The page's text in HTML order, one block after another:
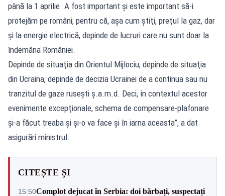
până la 1 aprilie. A fost important şi este important să-i
protejăm pe români, pentru că, aşa cum ştiţi, preţul la gaz, dar
şi la energie electrică, depinde de lucruri care nu sunt doar la
îndemâna României.
Depinde de situaţia din Orientul Mijlociu, depinde de situaţia
din Ucraina, depinde de decizia Ucrainei de a continua sau nu
tranzitul de gaze ruseşti ş.a.m.d. Deci, în contextul acestor
evenimente excepţionale, schema de compensare-plafonare
şi-a făcut treaba şi şi-o va face şi în iarna aceasta”, a dat
asigurări ministrul.
CITEȘTE ȘI
15:50Complot dejucat în Serbia: doi bărbați, suspectați